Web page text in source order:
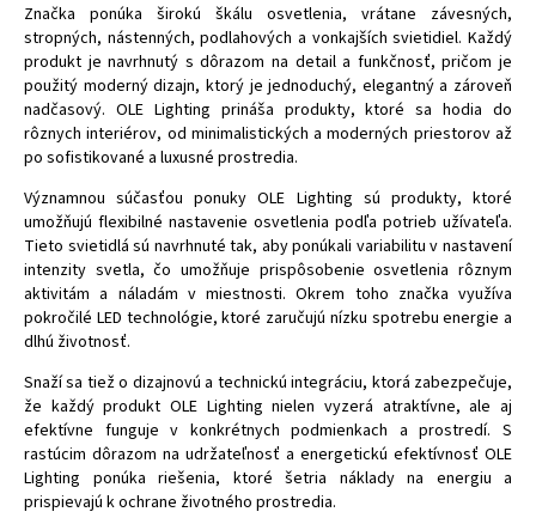
Značka ponúka širokú škálu osvetlenia, vrátane závesných,
stropných, nástenných, podlahových a vonkajších svietidiel. Každý
produkt je navrhnutý s dôrazom na detail a funkčnosť, pričom je
použitý moderný dizajn, ktorý je jednoduchý, elegantný a zároveň
nadčasový. OLE Lighting prináša produkty, ktoré sa hodia do
rôznych interiérov, od minimalistických a moderných priestorov až
po sofistikované a luxusné prostredia.
Významnou súčasťou ponuky OLE Lighting sú produkty, ktoré
umožňujú flexibilné nastavenie osvetlenia podľa potrieb užívateľa.
Tieto svietidlá sú navrhnuté tak, aby ponúkali variabilitu v nastavení
intenzity svetla, čo umožňuje prispôsobenie osvetlenia rôznym
aktivitám a náladám v miestnosti. Okrem toho značka využíva
pokročilé LED technológie, ktoré zaručujú nízku spotrebu energie a
dlhú životnosť.
Snaží sa tiež o dizajnovú a technickú integráciu, ktorá zabezpečuje,
že každý produkt OLE Lighting nielen vyzerá atraktívne, ale aj
efektívne funguje v konkrétnych podmienkach a prostredí. S
rastúcim dôrazom na udržateľnosť a energetickú efektívnosť OLE
Lighting ponúka riešenia, ktoré šetria náklady na energiu a
prispievajú k ochrane životného prostredia.